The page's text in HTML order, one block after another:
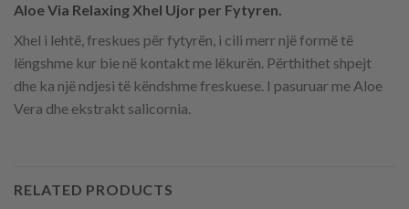
Aloe Via Relaxing Xhel Ujor per Fytyren.
Xhel i lehtë, freskues për fytyrën, i cili merr një formë të
lëngshme kur bie në kontakt me lëkurën. Përthithet shpejt
dhe ka një ndjesi të këndshme freskuese. I pasuruar me Aloe
Vera dhe ekstrakt salicornia.
RELATED PRODUCTS